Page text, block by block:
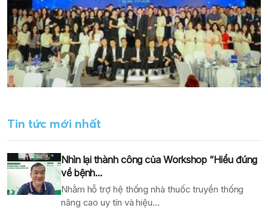
Tin tức mới nhất
Nhìn lại thành công của Workshop “Hiểu đúng
về bệnh...
Nhằm hỗ trợ hệ thống nhà thuốc truyền thống
nâng cao uy tín và hiệu...